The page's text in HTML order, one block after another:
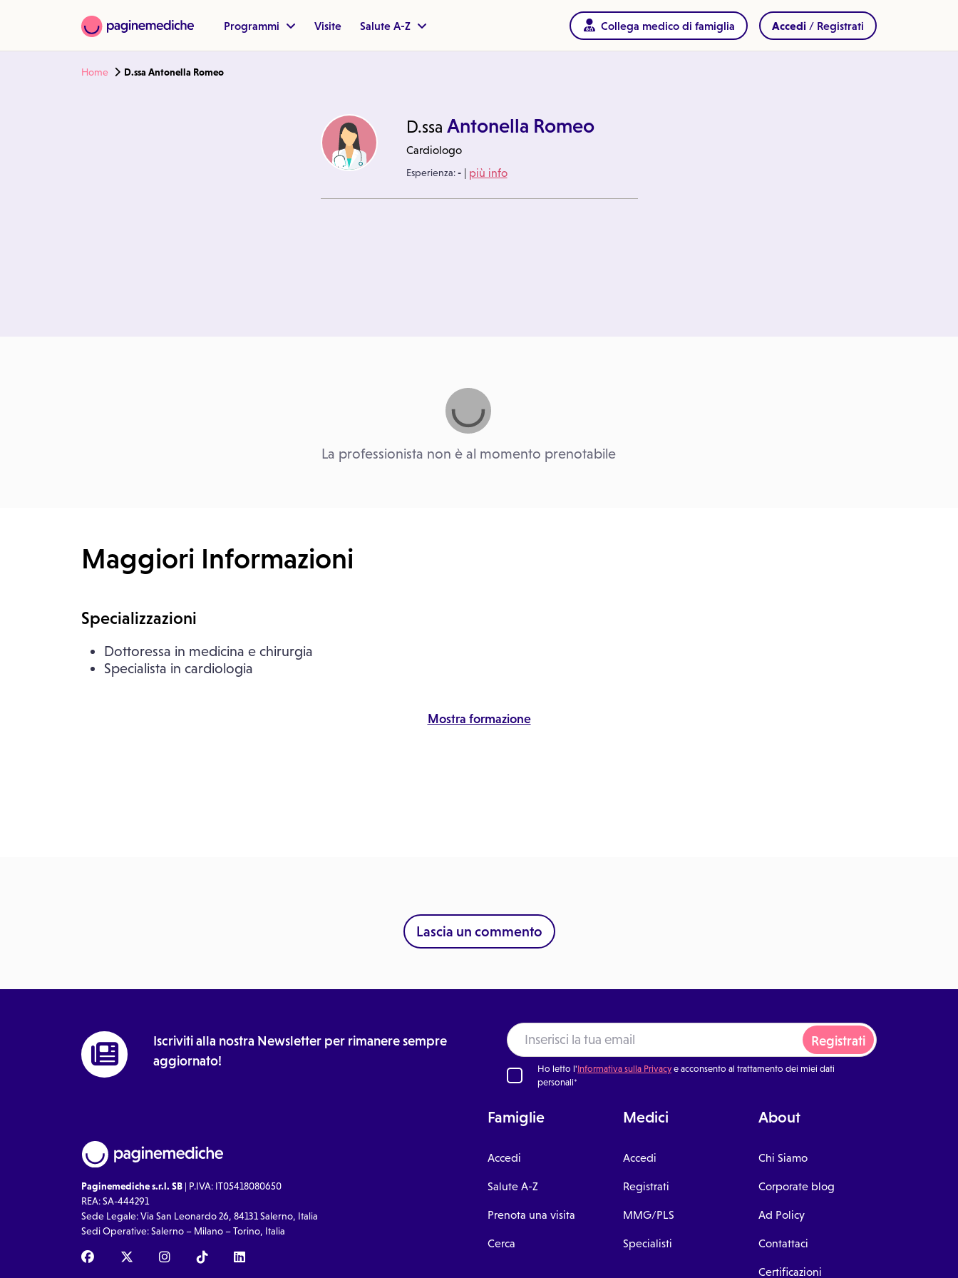
Programmi Visite Salute A-Z Collega medico di famiglia Accedi / Registrati
Home D.ssa Antonella Romeo
D.ssa Antonella Romeo
Cardiologo
Esperienza:-| più info
La professionista non è al momento prenotabile
Maggiori Informazioni
Specializzazioni
Dottoressa in medicina e chirurgia
Specialista in cardiologia
Mostra formazione
Lascia un commento
Iscriviti alla nostra Newsletter per rimanere sempre
aggiornato!
Registrati
Ho letto l'Informativa sulla Privacye acconsento al trattamento dei miei dati
personali*
Paginemediche s.r.l. SB | P.IVA: IT05418080650
REA: SA-444291
Sede Legale: Via San Leonardo 26, 84131 Salerno, Italia
Sedi Operative: Salerno – Milano – Torino, Italia
Famiglie
Accedi
Salute A-Z
Prenota una visita
Cerca
Medici
Accedi
Registrati
MMG/PLS
Specialisti
About
Chi Siamo
Corporate blog
Ad Policy
Contattaci
Certificazioni